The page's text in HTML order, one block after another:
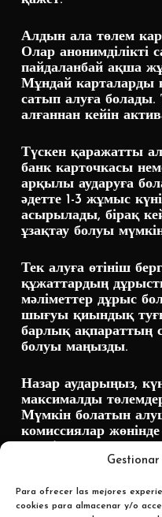
Para ofrecer las mejores
cookies para almacenar y/o
Алдын ала төлем
Олар анонимділікті
пайдаланбай ақша
Мұндай карталарды
сатып алуға
алғаннан кейін
Түскен қаражатты
банк карточкасы
арқылы аударуға
әдетте 1-3 жұмыс
асырылады, бірақ
ұзақтау болуы
Тек алуға өтініш
құжаттардың
мәліметтер дұрыс
шығуы қиындық
барлық ақпараттың
болуы маңызды.
Назар аударыңыз,
максималды
Мүмкін болатын
комиссиялар